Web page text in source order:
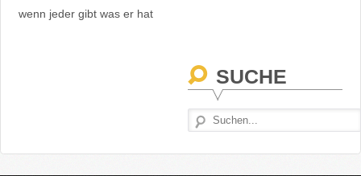
wenn jeder gibt was er hat
SUCHE